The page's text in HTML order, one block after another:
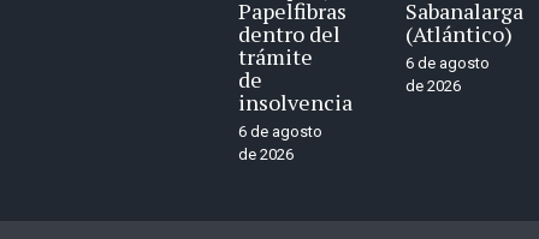
Papelfibras
dentro del
trámite
de
insolvencia
6 de agosto
de 2026
Sabanalarga
(Atlántico)
6 de agosto
de 2026